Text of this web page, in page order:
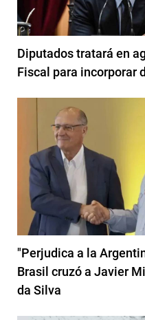
Diputados tratará en
Fiscal para incorporar
"Perjudica a la
Brasil cruzó a Javier
da Silva